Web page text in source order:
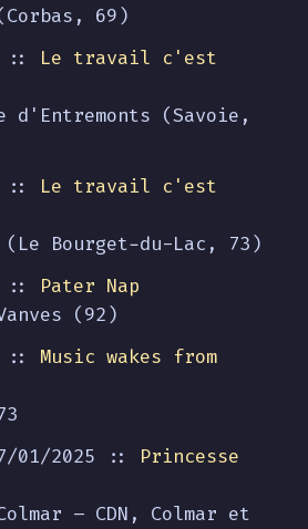
69)
:: Le travail c'est
(Savoie,
:: Le travail c'est
Bourget-du-Lac, 73)
:: Pater Nap
(92)
:: Music wakes from
01/2025 :: Princesse
– CDN, Colmar et